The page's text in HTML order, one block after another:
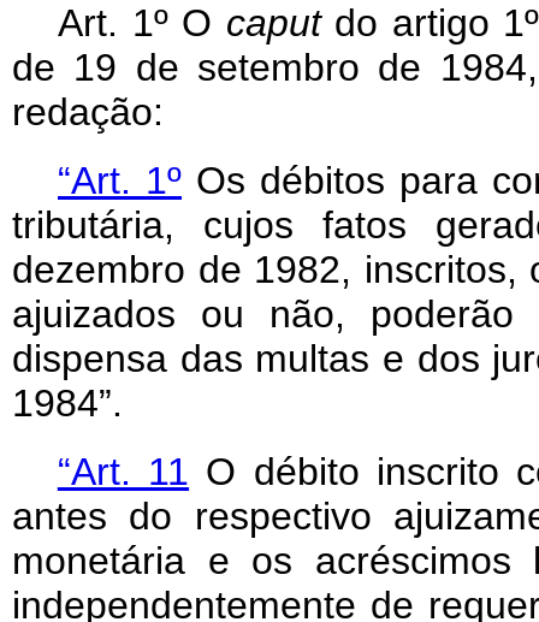
Art. 1º O caputdo artigo
de 19 de setembro de
redação:
“Art. 1º Os débitos para
tributária, cujos fatos
dezembro de 1982,
ajuizados ou não,
dispensa das multas e dos
1984”.
“Art. 11 O débito inscrito
antes do respectivo
monetária e os
independentemente de